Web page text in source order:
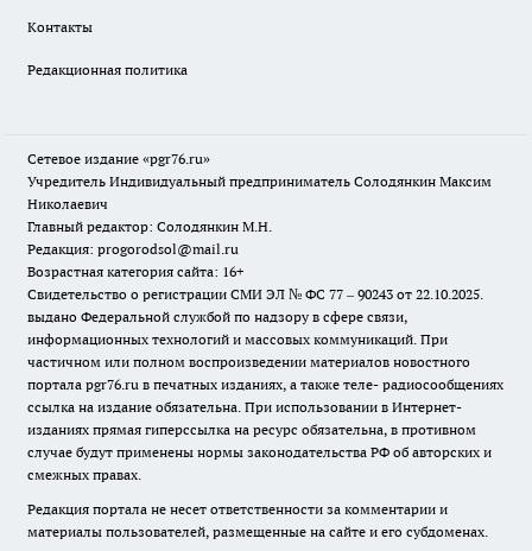
Контакты
Редакционная политика
Сетевое издание «pgr76.ru»
Учредитель Индивидуальный предприниматель Солодянкин Максим
Николаевич
Главный редактор: Солодянкин М.Н.
Редакция: progorodsol@mail.ru
Возрастная категория сайта: 16+
Свидетельство о регистрации СМИ ЭЛ № ФС 77 – 90243 от 22.10.2025.
выдано Федеральной службой по надзору в сфере связи,
информационных технологий и массовых коммуникаций. При
частичном или полном воспроизведении материалов новостного
портала pgr76.ru в печатных изданиях, а также теле- радиосообщениях
ссылка на издание обязательна. При использовании в Интернет-
изданиях прямая гиперссылка на ресурс обязательна, в противном
случае будут применены нормы законодательства РФ об авторских и
смежных правах.
Редакция портала не несет ответственности за комментарии и
материалы пользователей, размещенные на сайте и его субдоменах.